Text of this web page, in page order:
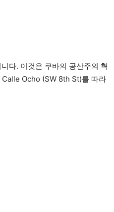
다. 이것은 쿠바의 공산주의 혁
Calle Ocho (SW 8th St)를 따라